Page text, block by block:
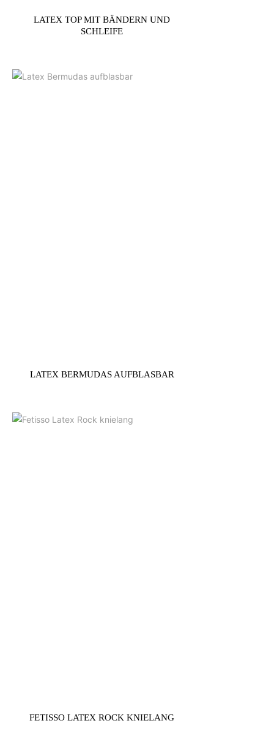
LATEX TOP MIT BÄNDERN UND
SCHLEIFE
LATEX BERMUDAS AUFBLASBAR
FETISSO LATEX ROCK KNIELANG